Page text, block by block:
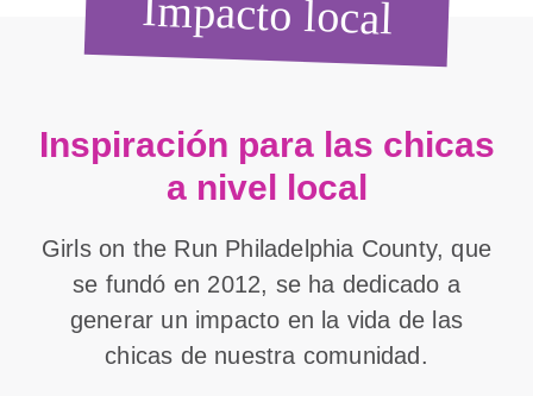
Impacto local
Inspiración para las chicas
a nivel local
Girls on the Run Philadelphia County, que
se fundó en 2012, se ha dedicado a
generar un impacto en la vida de las
chicas de nuestra comunidad.